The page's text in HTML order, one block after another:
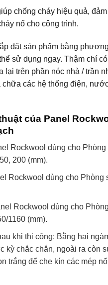
chống cháy hiệu quả,
nổ cho công trình.
đặt sản phẩm bằng
sử dụng ngay. Thậm chí
lại trên phần nóc nhà / trần
các hệ thống điện,
của Panel
Rockwool dùng cho Phòng
200 (mm).
Rockwool dùng cho Phòng
Rockwool dùng cho
1160 (mm).
khi thi công: Bằng hai
kỳ chắc chắn, ngoài ra còn
trắng để che kín các mép